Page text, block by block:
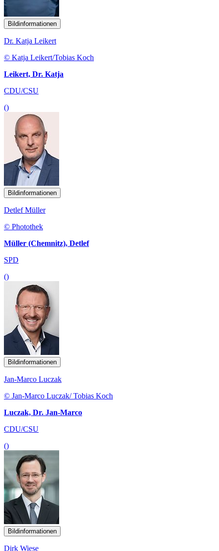
Bildinformationen
Dr. Katja Leikert
© Katja Leikert/Tobias Koch
Leikert, Dr. Katja
CDU/CSU
()
Bildinformationen
Detlef Müller
© Photothek
Müller (Chemnitz), Detlef
SPD
()
Bildinformationen
Jan-Marco Luczak
© Jan-Marco Luczak/ Tobias Koch
Luczak, Dr. Jan-Marco
CDU/CSU
()
Bildinformationen
Dirk Wiese